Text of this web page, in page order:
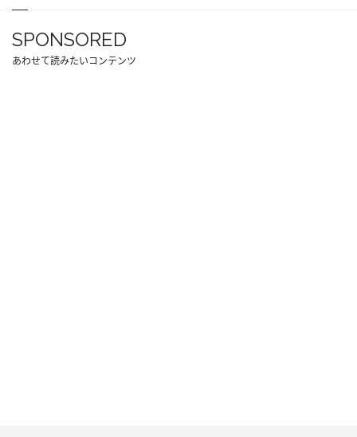
SPONSORED
あわせて読みたいコンテンツ